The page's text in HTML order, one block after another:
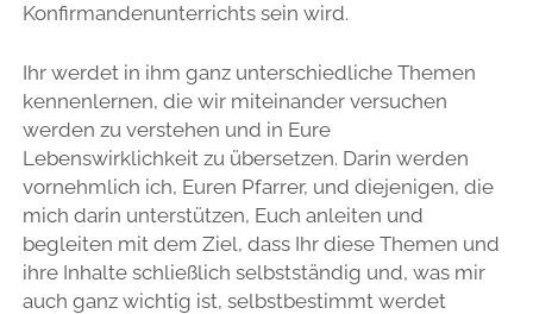
Konfirmandenunterrichts sein wird.
Ihr werdet in ihm ganz unterschiedliche Themen
kennenlernen, die wir miteinander versuchen
werden zu verstehen und in Eure
Lebenswirklichkeit zu übersetzen. Darin werden
vornehmlich ich, Euren Pfarrer, und diejenigen, die
mich darin unterstützen, Euch anleiten und
begleiten mit dem Ziel, dass Ihr diese Themen und
ihre Inhalte schließlich selbstständig und, was mir
auch ganz wichtig ist, selbstbestimmt werdet